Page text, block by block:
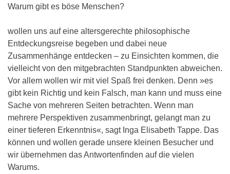
Warum gibt es böse Menschen?
wollen uns auf eine altersgerechte philosophische
Entdeckungsreise begeben und dabei neue
Zusammenhänge entdecken – zu Einsichten kommen, die
vielleicht von den mitgebrachten Standpunkten abweichen.
Vor allem wollen wir mit viel Spaß frei denken. Denn »es
gibt kein Richtig und kein Falsch, man kann und muss eine
Sache von mehreren Seiten betrachten. Wenn man
mehrere Perspektiven zusammenbringt, gelangt man zu
einer tieferen Erkenntnis«, sagt Inga Elisabeth Tappe. Das
können und wollen gerade unsere kleinen Besucher und
wir übernehmen das Antwortenfinden auf die vielen
Warums.